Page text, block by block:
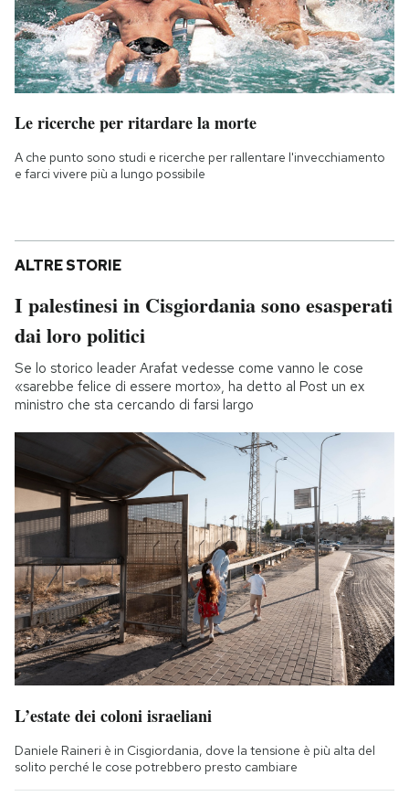
Le ricerche per ritardare la morte
A che punto sono studi e ricerche per rallentare l'invecchiamento
e farci vivere più a lungo possibile
ALTRE STORIE
I palestinesi in Cisgiordania sono esasperati
dai loro politici
Se lo storico leader Arafat vedesse come vanno le cose
«sarebbe felice di essere morto», ha detto al Post un ex
ministro che sta cercando di farsi largo
L’estate dei coloni israeliani
Daniele Raineri è in Cisgiordania, dove la tensione è più alta del
solito perché le cose potrebbero presto cambiare